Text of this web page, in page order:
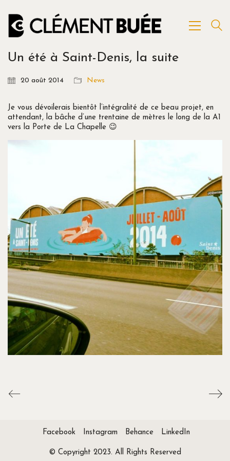
Un été à Saint-Denis, la suite
20 août 2014 News
Je vous dévoilerais bientôt l’intégralité de ce beau projet, en
attendant, la bâche d’une trentaine de mètres le long de la A1
vers la Porte de La Chapelle 😉
Facebook Instagram Behance LinkedIn
© Copyright 2023. All Rights Reserved